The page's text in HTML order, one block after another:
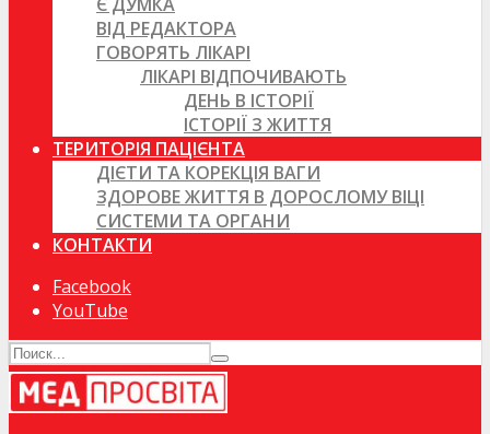
Є ДУМКА
ВІД РЕДАКТОРА
ГОВОРЯТЬ ЛІКАРІ
ЛІКАРІ ВІДПОЧИВАЮТЬ
ДЕНЬ В ІСТОРІЇ
ІСТОРІЇ З ЖИТТЯ
ТЕРИТОРІЯ ПАЦІЄНТА
ДІЄТИ ТА КОРЕКЦІЯ ВАГИ
ЗДОРОВЕ ЖИТТЯ В ДОРОСЛОМУ ВІЦІ
СИСТЕМИ ТА ОРГАНИ
КОНТАКТИ
Facebook
YouTube